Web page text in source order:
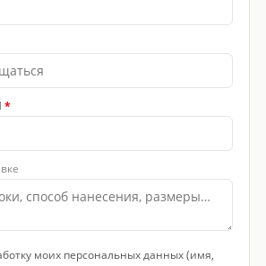
*
моих персональных данных (имя,